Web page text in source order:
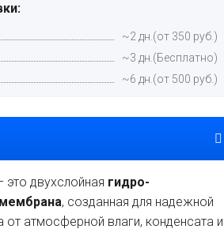
~2 дн.(от 350 руб.)
~3 дн.(Бесплатно)
~6 дн.(от 500 руб.)
это двухслойная гидро-
мембрана, созданная для надежной
атмосферной влаги, конденсата и